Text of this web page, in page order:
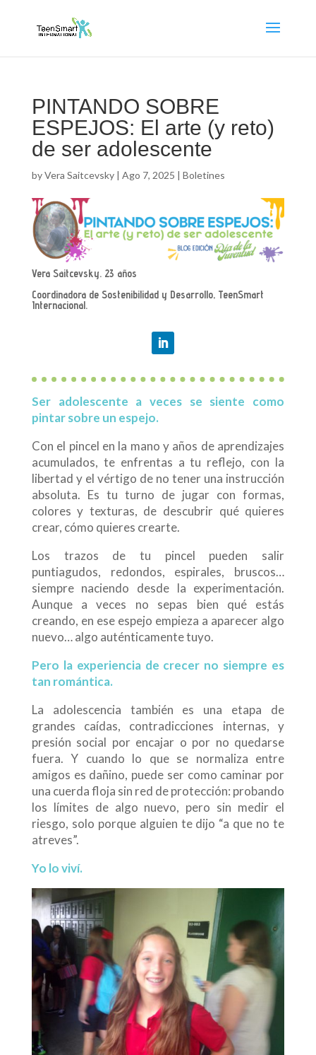
PINTANDO SOBRE
ESPEJOS: El arte (y reto)
de ser adolescente
byVera Saitcevsky| Ago 7, 2025 | Boletines
Vera Saitcevsky. 23 años
Coordinadora de Sostenibilidad y Desarrollo, TeenSmart
Internacional.
Ser adolescente a veces se siente como
pintar sobre un espejo.
Con el pincel en la mano y años de aprendizajes
acumulados, te enfrentas a tu reflejo, con la
libertad y el vértigo de no tener una instrucción
absoluta. Es tu turno de jugar con formas,
colores y texturas, de descubrir qué quieres
crear, cómo quieres crearte.
Los trazos de tu pincel pueden salir
puntiagudos, redondos, espirales, bruscos…
siempre naciendo desde la experimentación.
Aunque a veces no sepas bien qué estás
creando, en ese espejo empieza a aparecer algo
nuevo… algo auténticamente tuyo.
Pero la experiencia de crecer no siempre es
tan romántica.
La adolescencia también es una etapa de
grandes caídas, contradicciones internas, y
presión social por encajar o por no quedarse
fuera. Y cuando lo que se normaliza entre
amigos es dañino, puede ser como caminar por
una cuerda floja sin red de protección: probando
los límites de algo nuevo, pero sin medir el
riesgo, solo porque alguien te dijo “a que no te
atreves”.
Yo loviví.